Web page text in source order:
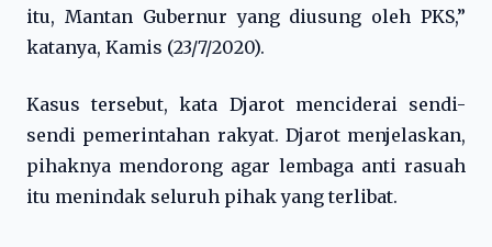
itu, Mantan Gubernur yang diusung oleh PKS,”
katanya, Kamis (23/7/2020).
Kasus tersebut, kata Djarot menciderai sendi-
sendi pemerintahan rakyat. Djarot menjelaskan,
pihaknya mendorong agar lembaga anti rasuah
itu menindak seluruh pihak yang terlibat.